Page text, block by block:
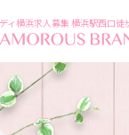
ィ横浜求人募集 横浜駅西口徒